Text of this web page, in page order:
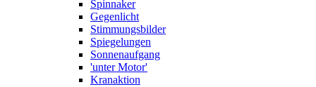
Spinnaker
Gegenlicht
Stimmungsbilder
Spiegelungen
Sonnenaufgang
'unter Motor'
Kranaktion